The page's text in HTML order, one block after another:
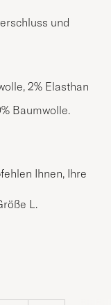
und
2% Elasthan
Baumwolle.
Ihnen, Ihre
L.